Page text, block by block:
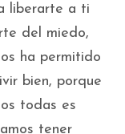
liberarte a ti
del miedo,
ha permitido
bien, porque
todas es
tener